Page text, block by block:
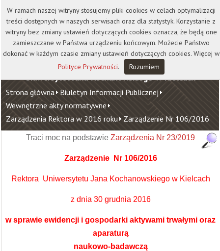
Kontakt Biblioteka
Wydawnictwo
Wirtualna Uczelnia
Uniwersytet Jana Kochanowskiego w Kielcach
Strona główna Biuletyn Informacji Publicznej
Wewnętrzne akty normatywne
Zarządzenia Rektora w 2016 roku Zarządzenie Nr 106/2016
Traci moc na podstawie Zarządzenia Nr 23/2019
Zarządzenie Nr 106/2016
Rektora Uniwersytetu Jana Kochanowskiego w Kielcach
z dnia 30 grudnia 2016
w sprawie ewidencji i gospodarki aktywami trwałymi oraz
aparaturą
naukowo-badawczą
W ramach naszej witryny stosujemy pliki cookies w celach optymalizacji
treści dostępnych w naszych serwisach oraz dla statystyk. Korzystanie z
witryny bez zmiany ustawień dotyczących cookies oznacza, że będą one
zamieszczane w Państwa urządzeniu końcowym. Możecie Państwo
dokonać w każdym czasie zmiany ustawień dotyczących cookies. Więcej w
Polityce Prywatności. Rozumiem